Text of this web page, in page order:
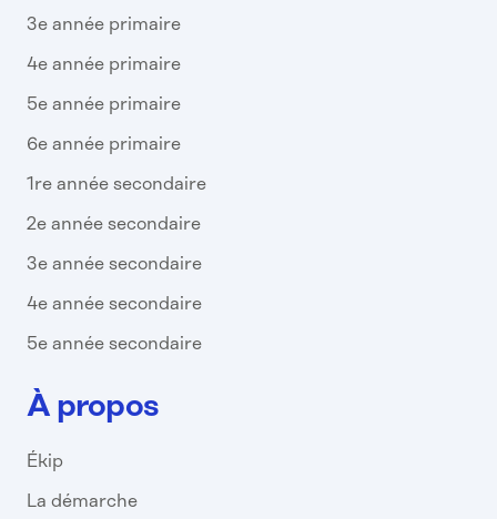
3e année primaire
4e année primaire
5e année primaire
6e année primaire
1re année secondaire
2e année secondaire
3e année secondaire
4e année secondaire
5e année secondaire
À propos
Ékip
La démarche